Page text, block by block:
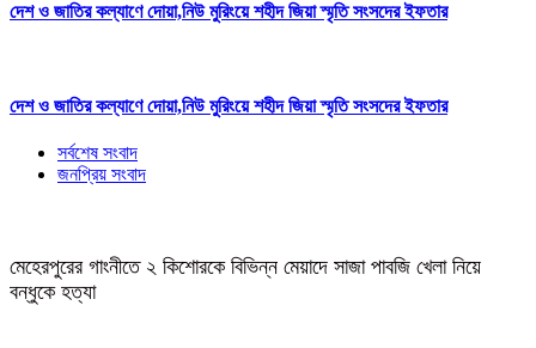
দেশ ও জাতির কল্যাণে দোয়া,নিউ মুরিংয়ে শহীদ জিয়া স্মৃতি সংসদের ইফতার
দেশ ও জাতির কল্যাণে দোয়া,নিউ মুরিংয়ে শহীদ জিয়া স্মৃতি সংসদের ইফতার
সর্বশেষ সংবাদ
জনপ্রিয় সংবাদ
মেহেরপুরের গাংনীতে ২ কিশোরকে বিভিন্ন মেয়াদে সাজা পাবজি খেলা নিয়ে
বন্ধুকে হত্যা